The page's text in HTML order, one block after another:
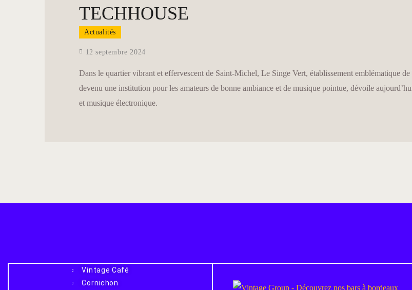
TECHHOUSE
Actualités
12 septembre 2024
Dans le quartier vibrant et effervescent de Saint-Michel, Le Singe Vert, établissement emblématique
devenu une institution pour les amateurs de bonne ambiance et de musique pointue, dévoile
et musique électronique.
Vintage Café
Cornichon